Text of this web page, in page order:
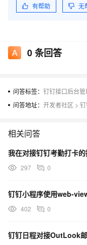
有帮助 无
0条回答
问答标签： 钉钉接口后台管
问答地址： 开发者社区 >
相关问答
297 0
402 0
钉钉日程对接OutLook